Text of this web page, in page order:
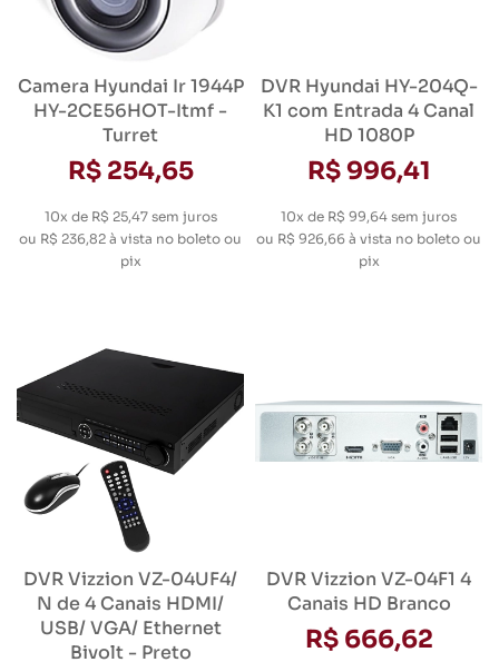
Camera Hyundai Ir 1944P
HY-2CE56HOT-Itmf -
Turret
R$ 254,65
10x de R$ 25,47 sem juros
ou R$ 236,82 à vista no boleto ou
pix
DVR Hyundai HY-204Q-
K1 com Entrada 4 Canal
HD 1080P
R$ 996,41
10x de R$ 99,64 sem juros
ou R$ 926,66 à vista no boleto ou
pix
DVR Vizzion VZ-04UF4/
N de 4 Canais HDMI/
USB/ VGA/ Ethernet
Bivolt - Preto
DVR Vizzion VZ-04F1 4
Canais HD Branco
R$ 666,62